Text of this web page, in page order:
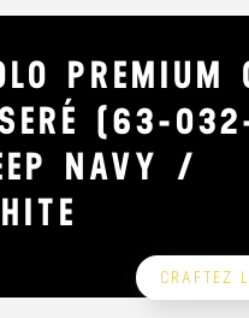
PREMIUM
(63-
NAVY /
CRAFTEZ